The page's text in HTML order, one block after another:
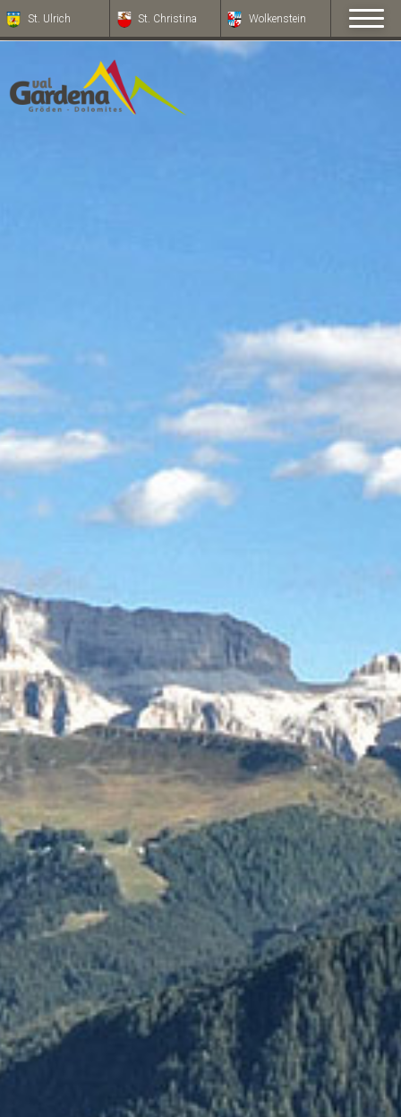
St. Ulrich St. Christina Wolkenstein